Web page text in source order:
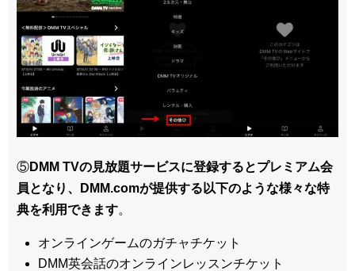
⑤DMM TVの見放題サービスに登録するとプレミアム会
員となり、DMM.comが提供する以下のような様々な特
典を利用できます。
オンラインゲームのガチャチケット
DMM英会話のオンラインレッスンチケット